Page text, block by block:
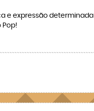
e expressão determinada
Pop!